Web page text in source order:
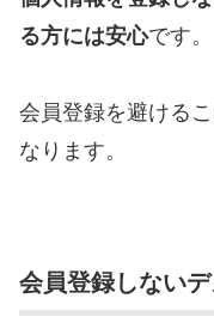
る方には安心です。
会員登録を避ける
なります。
会員登録しないデ